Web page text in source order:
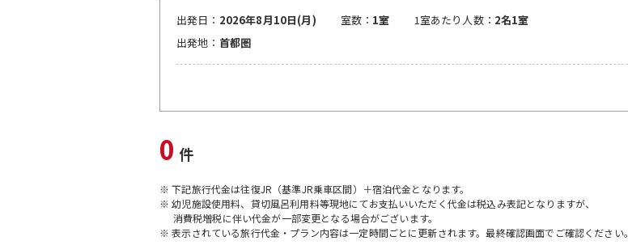
出発日： 2026年8月10日(月) 室数： 1室 1室あたり人数： 2名1室
出発地： 首都圏
0 件
※ 下記旅行代金は往復JR（基準JR乗車区間）＋宿泊代金となります。
※ 幼児施設使用料、貸切風呂利用料等現地にてお支払いいただく代金は税込み表記となりますが、
消費税増税に伴い代金が一部変更となる場合がございます。
※ 表示されている旅行代金・プラン内容は一定時間ごとに更新されます。最終確認画面でご確認ください。